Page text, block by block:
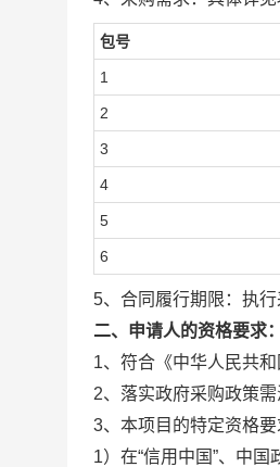
包号
1
2
3
4
5
6
5、 合同履行期限：执行
二、 申请人的资格要求：
1、符合《中华人民共
2、落实政府采购政策需
3、本项目的特定资格要
1）在“信用中国”、中